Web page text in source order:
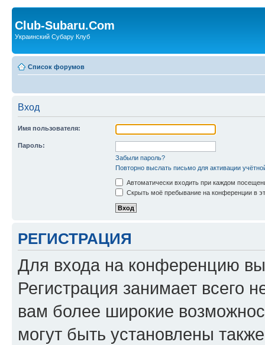
Club-Subaru.Com
Украинский Субару Клуб
Список форумов
Вход
Имя пользователя:
Пароль:
Забыли пароль?
Повторно выслать письмо для активации
Автоматически входить при каждом
Скрыть моё пребывание на конференции в
РЕГИСТРАЦИЯ
Для входа на конференцию
Регистрация занимает всего
вам более широкие
могут быть установлены